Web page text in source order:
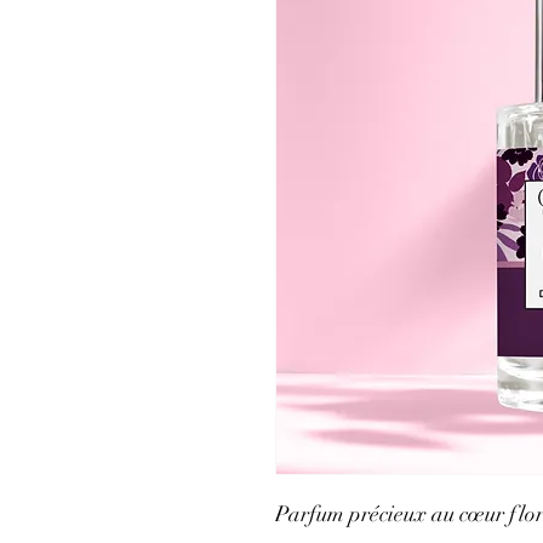
Parfum précieux au cœur